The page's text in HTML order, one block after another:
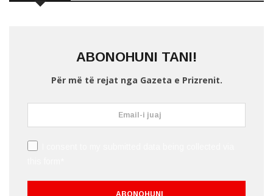
ABONOHUNI TANI!
Për më të rejat nga Gazeta e Prizrenit.